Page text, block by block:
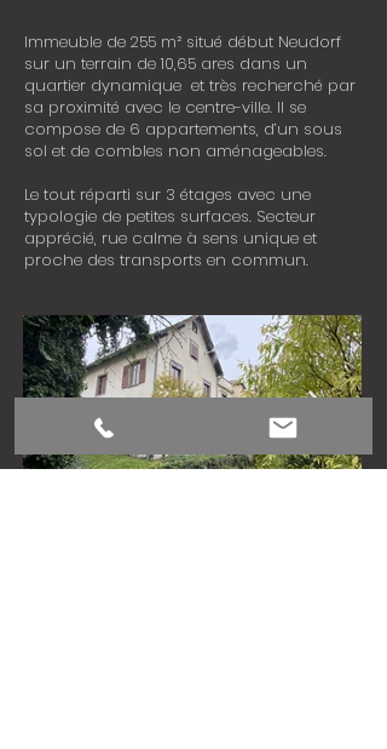
Immeuble de 255 m² situé début Neudorf
sur un terrain de 10,65 ares dans un
quartier dynamique et très recherché par
sa proximité avec le centre-ville. Il se
compose de 6 appartements, d’un sous
sol et de combles non aménageables.
Le tout réparti sur 3 étages avec une
typologie de petites surfaces. Secteur
apprécié, rue calme à sens unique et
proche des transports en commun.